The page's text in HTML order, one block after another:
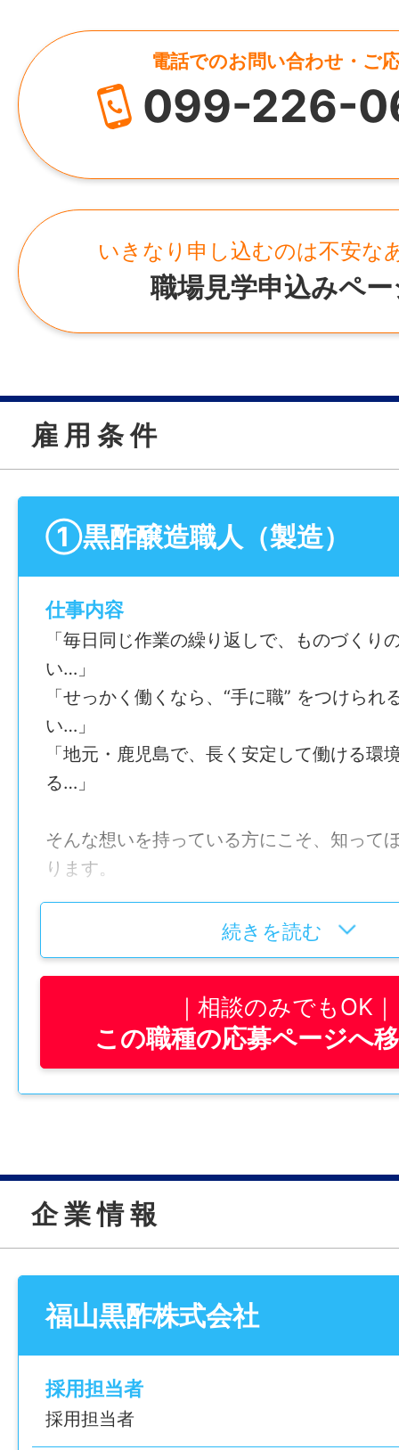
電話でのお問い合わせ・ご
099-226-
いきなり申し込むのは不安な
職場見学申込みペ
雇 用 条 件
①黒酢醸造職人（製造）
仕事内容
「毎日同じ作業の繰り返しで、ものづくり
い…」
「せっかく働くなら、“手に職” をつけられ
い…」
「地元・鹿児島で、長く安定して働ける環
る…」
そんな想いを持っている方にこそ、知って
ります。
黒酢づくりは、ただの “製造作業” ではあり
気温や湿度、発酵の状態を見ながら、毎日
る壺と向き合う仕事。だからこそ、機械任
の手” と “経験” が品質を支えています。
「未経験だけど、自分にもできるかな…？」
そんな不安がある方でも大丈夫。
り、基礎から段階的に学べる環境がありま
実際に未経験からスタートしたスタッフも
＼鹿児島の伝統を未来へつなぐ仕事！／
黒酢醸造職人（製造）を募集！
普通自動車運転免許（AT限定可）必須
────────────────
続きを読む
相談のみでもOK
この職種の応募ページへ
企 業 情 報
福山黒酢株式会社
採用担当者
採用担当者